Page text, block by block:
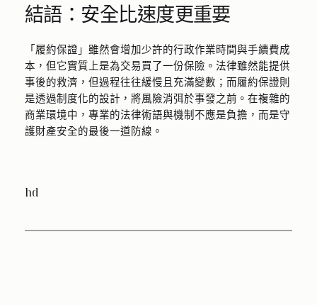
結語：安全比速度更重要
「履約保證」雖然會增加少許的行政作業時間與手續費成
本，但它實質上是為交易買了一份保險。法律雖然能提供
事後的救濟，但過程往往緩慢且充滿變數；而履約保證則
是透過制度化的設計，將風險消弭於事發之前。在複雜的
商業環境中，專業的法律術語與機制不應是負擔，而是守
護財產安全的最後一道防線。
hd